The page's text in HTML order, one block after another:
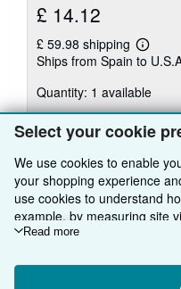
Select your cookie
We use cookies to enable
your shopping experience
use cookies to understand
example, by measuring site
improvements. If you agree,
Choose "Decline" to reject,
Read more
£ 14.12
£ 59.98 shipping
Learn
more
shipping
rates
Ships from Spain to
Quantity: 1 available